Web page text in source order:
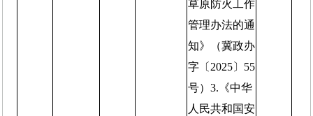
草原防火工作
管理办法的通
知》（冀政办
字〔2025〕55
号）3.《中华
人民共和国安